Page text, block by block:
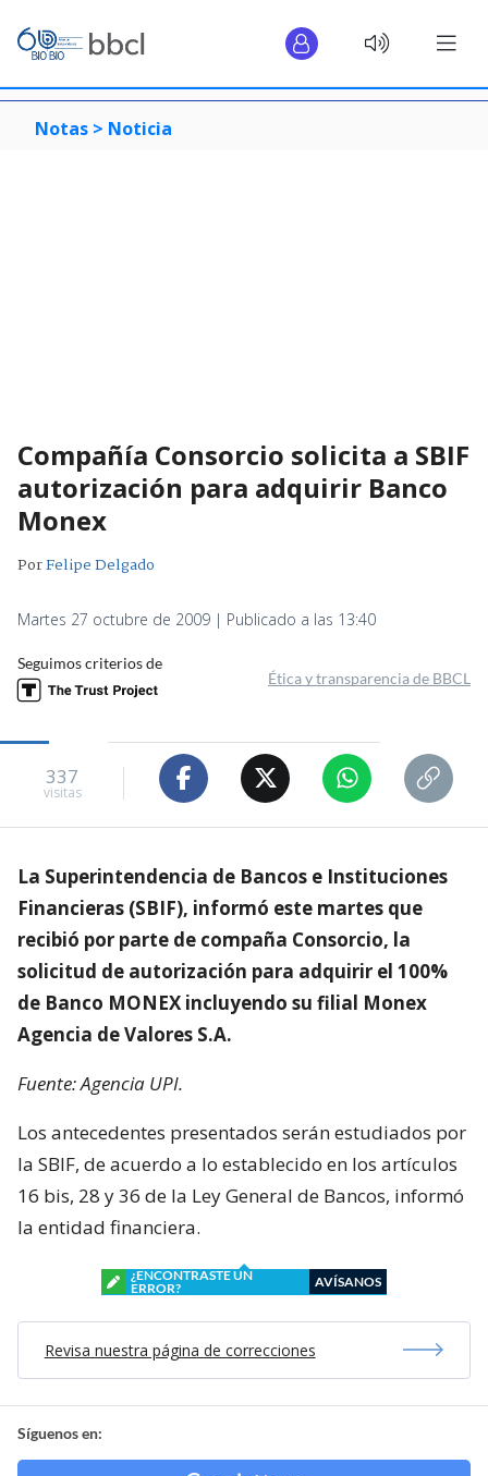
Notas > Noticia
Compañía Consorcio solicita a SBIF
autorización para adquirir Banco
Monex
PorFelipe Delgado
Martes 27 octubre de 2009 | Publicado a las 13:40
Seguimos criterios de
Ética y transparencia de BBCL
337
visitas
La Superintendencia de Bancos e Instituciones
Financieras (SBIF), informó este martes que
recibió por parte de compaña Consorcio, la
solicitud de autorización para adquirir el 100%
de Banco MONEX incluyendo su filial Monex
Agencia de Valores S.A.
Fuente: Agencia UPI.
Los antecedentes presentados serán estudiados por
la SBIF, de acuerdo a lo establecido en los artículos
16 bis, 28 y 36 de la Ley General de Bancos, informó
la entidad financiera.
¿ENCONTRASTE UN
ERROR?
AVÍSANOS
Revisa nuestra página de correcciones
Síguenos en: